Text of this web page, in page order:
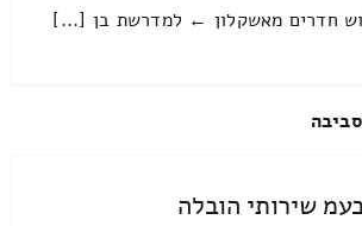
חדרים מאשקלון ← למדרשת בן [...]
שירותי הובלה